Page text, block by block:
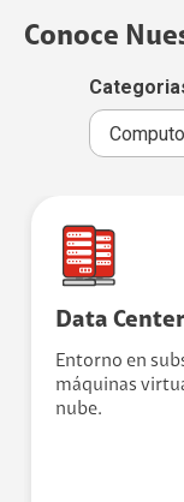
Conoce
Data
Entorno en
máquinas
nube.